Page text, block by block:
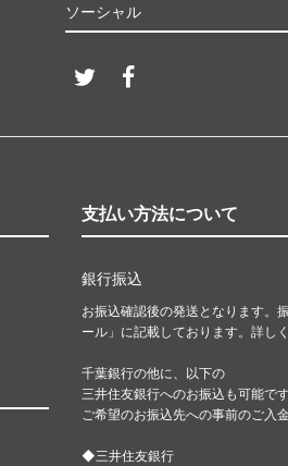
ソーシャル
支払い方法について
銀行振込
お振込確認後の発送となります。
ール」に記載しております。詳し
千葉銀行の他に、以下の
三井住友銀行へのお振込も可能です
ご希望のお振込先への事前のご入
◆三井住友銀行